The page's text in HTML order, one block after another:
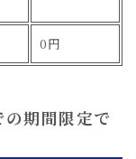
0円
期間限定で